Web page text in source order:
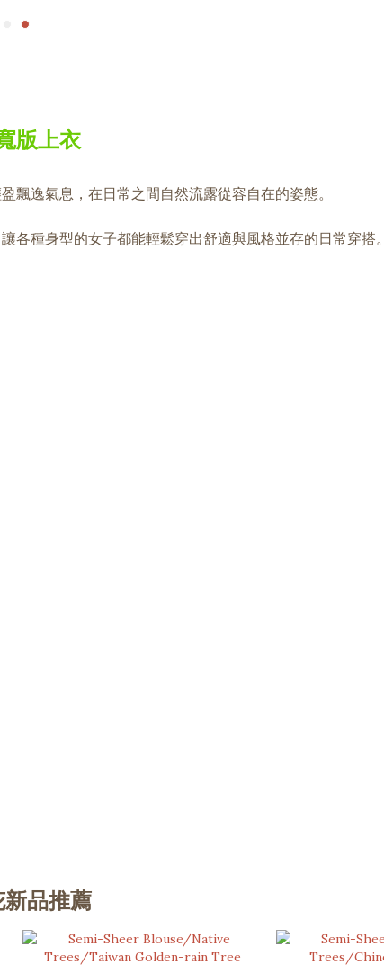
版上衣
飄逸氣息，在日常之間自然流露從容自在的姿態。
各種身型的女子都能輕鬆穿出舒適與風格並存的日常穿搭。
品推薦